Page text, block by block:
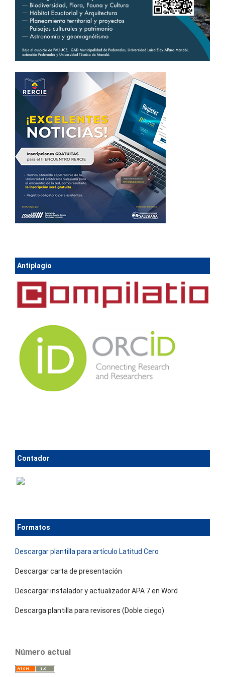
Antiplagio
Contador
Formatos
Descargar plantilla para artículo Latitud Cero
Descargar carta de presentación
Descargar instalador y actualizador APA 7 en Word
Descarga plantilla para revisores (Doble ciego)
Número actual